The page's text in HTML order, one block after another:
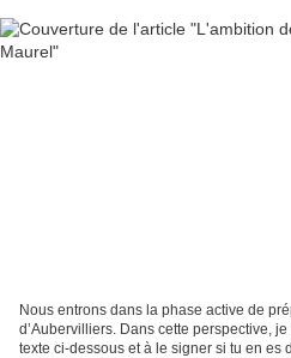
Nous entrons dans la phase active de
d’Aubervilliers. Dans cette perspective,
texte ci-dessous et à le signer si tu en es